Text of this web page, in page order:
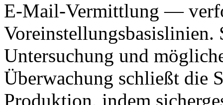
E-Mail-Vermittlung —
Untersuchung und
Überwachung schließt die
Produktion, indem